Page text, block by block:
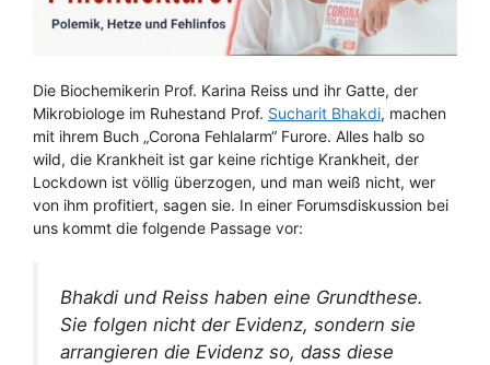
Die Biochemikerin Prof. Karina Reiss und ihr Gatte, der
Mikrobiologe im Ruhestand Prof. Sucharit Bhakdi, machen
mit ihrem Buch „Corona Fehlalarm“ Furore. Alles halb so
wild, die Krankheit ist gar keine richtige Krankheit, der
Lockdown ist völlig überzogen, und man weiß nicht, wer
von ihm profitiert, sagen sie. In einer Forumsdiskussion bei
uns kommt die folgende Passage vor:
Bhakdi und Reiss haben eine Grundthese.
Sie folgen nicht der Evidenz, sondern sie
arrangieren die Evidenz so, dass diese